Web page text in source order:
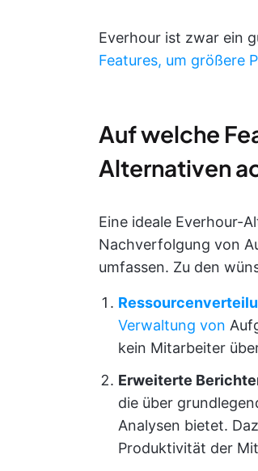
Everhour ist zwar ein
Features, um größere
Auf welche
Alternativen
Eine ideale Everhour-
Nachverfolgung von
umfassen. Zu den
Verwaltung von
kein Mitarbeiter
Erweiterte
die über
Analysen bietet.
Produktivität der